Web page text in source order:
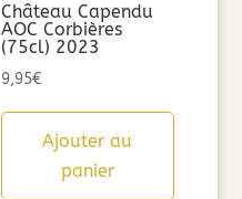
Château Capendu
AOC Corbières
(75cl) 2023
9,95€
Ajouter au
panier